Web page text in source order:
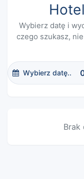
Wybierz datę i
czego szukasz,
Wybierz datę..
Brak